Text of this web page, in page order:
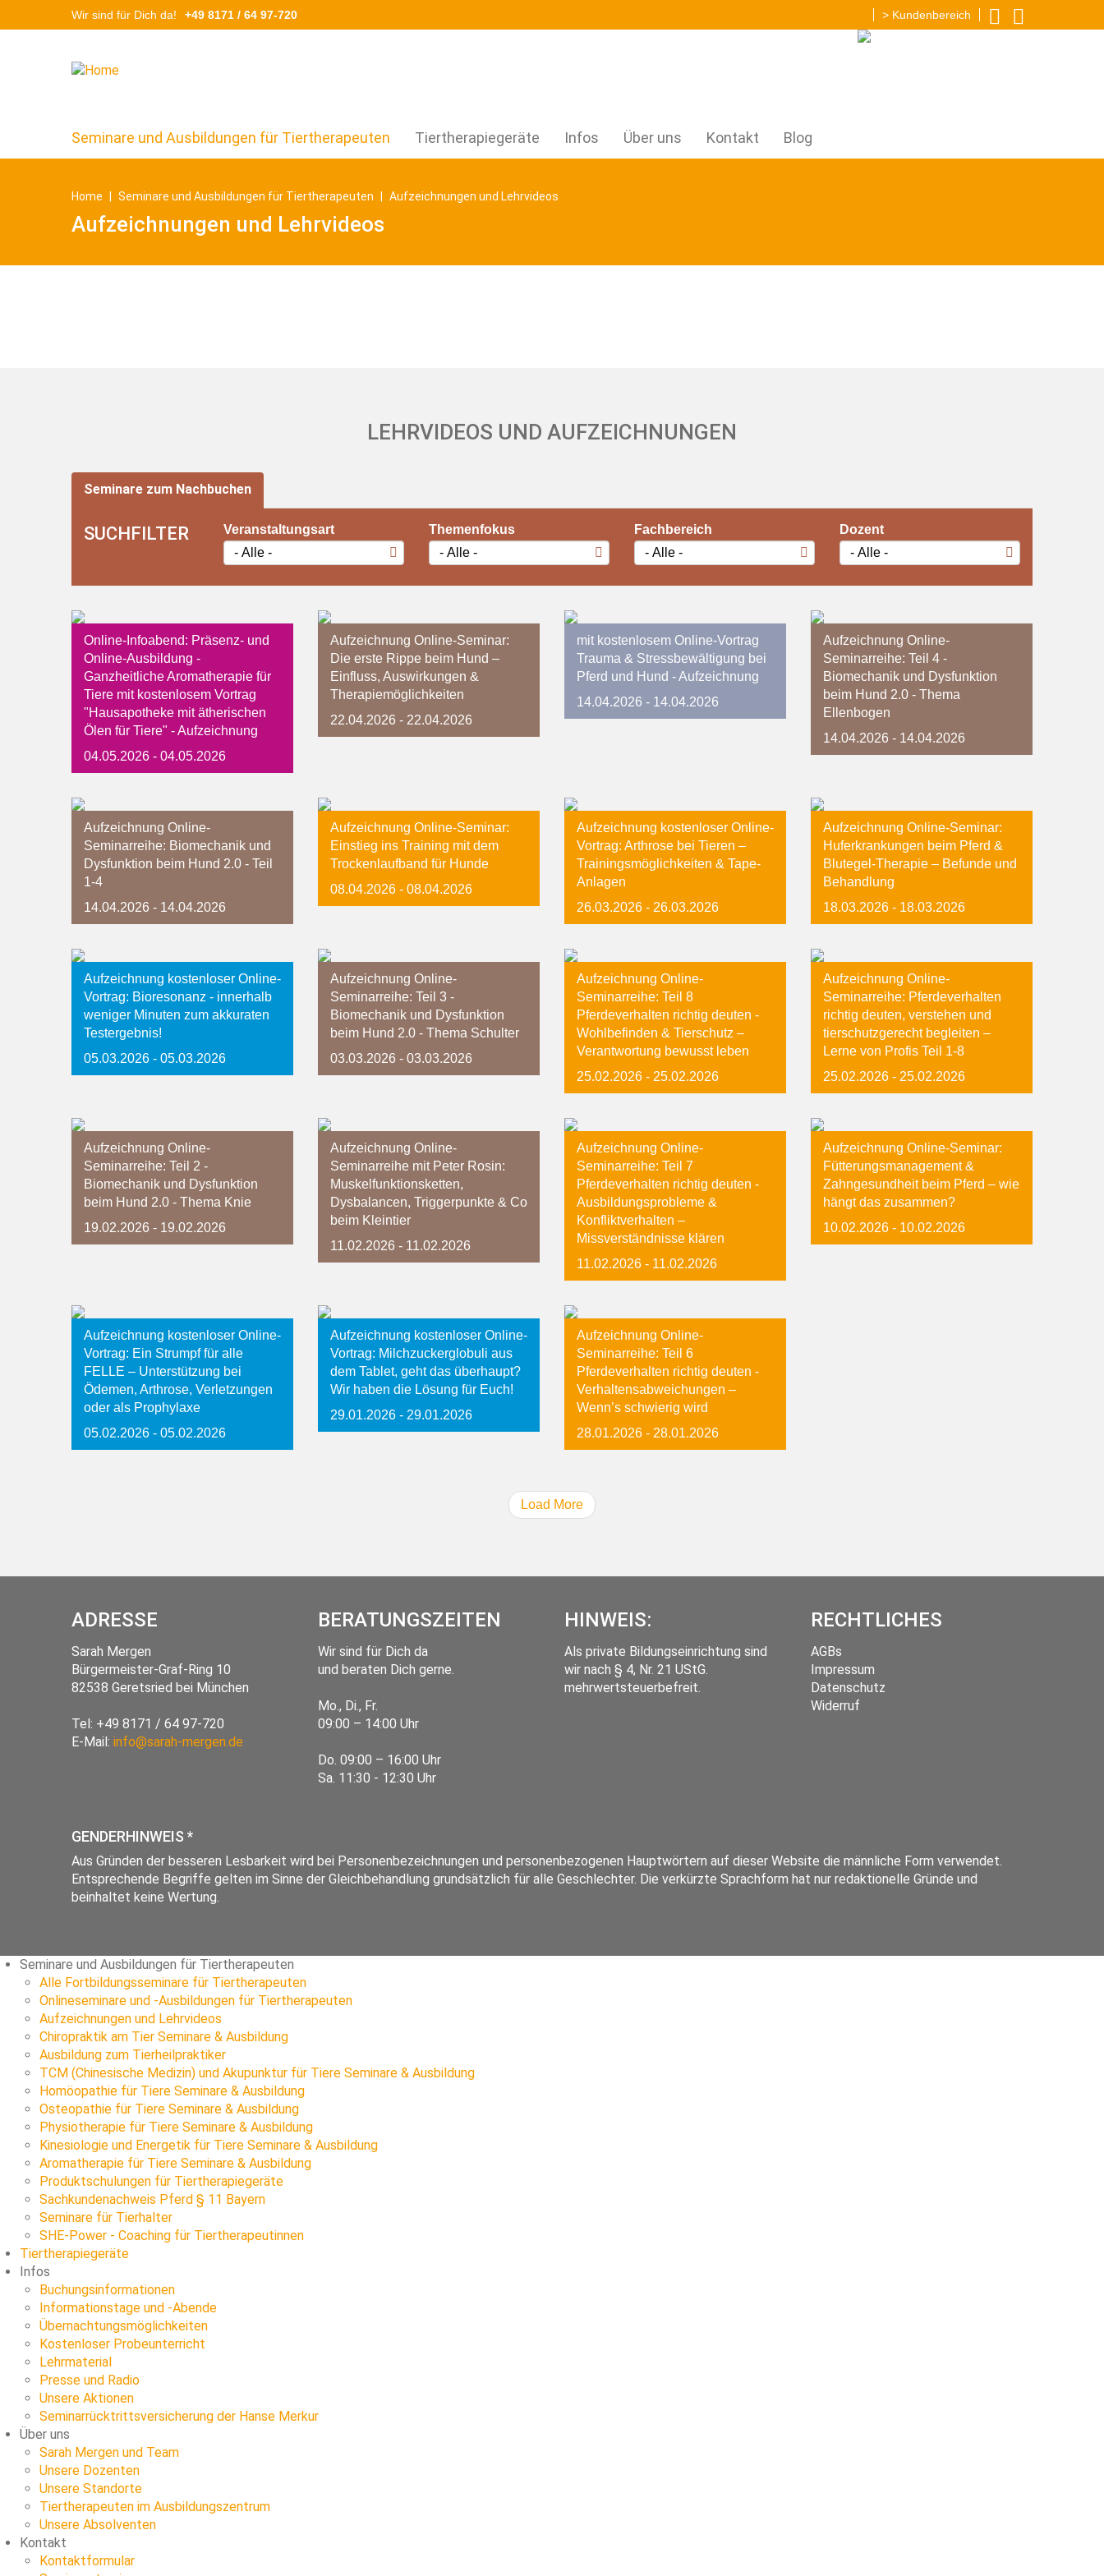
zum
Search
Wir sind für Dich da! +49 8171 / 64 97-720 > Kundenbereich
Image
Seminare und Ausbildungen für Tiertherapeuten Tiertherapiegeräte Infos Über uns Kontakt Blog
Home Seminare und Ausbildungen für Tiertherapeuten Aufzeichnungen und Lehrvideos
Aufzeichnungen und Lehrvideos
LEHRVIDEOS UND AUFZEICHNUNGEN
Seminare zum Nachbuchen
Dozent
Fachbereich
Themenfokus
Veranstaltungsart
Online-Infoabend: Präsenz- und
Online-Ausbildung -
Ganzheitliche Aromatherapie für
Tiere mit kostenlosem Vortrag
"Hausapotheke mit ätherischen
Ölen für Tiere" - Aufzeichnung
04.05.2026 - 04.05.2026
Aufzeichnung Online-Seminar:
Die erste Rippe beim Hund –
Einfluss, Auswirkungen &
Therapiemöglichkeiten
22.04.2026 - 22.04.2026
mit kostenlosem Online-Vortrag
Trauma & Stressbewältigung bei
Pferd und Hund - Aufzeichnung
14.04.2026 - 14.04.2026
Aufzeichnung Online-
Seminarreihe: Teil 4 -
Biomechanik und Dysfunktion
beim Hund 2.0 - Thema
Ellenbogen
14.04.2026 - 14.04.2026
Aufzeichnung Online-
Seminarreihe: Biomechanik und
Dysfunktion beim Hund 2.0 - Teil
1-4
14.04.2026 - 14.04.2026
Aufzeichnung Online-Seminar:
Einstieg ins Training mit dem
Trockenlaufband für Hunde
08.04.2026 - 08.04.2026
Aufzeichnung kostenloser Online-
Vortrag: Arthrose bei Tieren –
Trainingsmöglichkeiten & Tape-
Anlagen
26.03.2026 - 26.03.2026
Aufzeichnung Online-Seminar:
Huferkrankungen beim Pferd &
Blutegel-Therapie – Befunde und
Behandlung
18.03.2026 - 18.03.2026
Aufzeichnung kostenloser Online-
Vortrag: Bioresonanz - innerhalb
weniger Minuten zum akkuraten
Testergebnis!
05.03.2026 - 05.03.2026
Aufzeichnung Online-
Seminarreihe: Teil 3 -
Biomechanik und Dysfunktion
beim Hund 2.0 - Thema Schulter
03.03.2026 - 03.03.2026
Aufzeichnung Online-
Seminarreihe: Teil 8
Pferdeverhalten richtig deuten -
Wohlbefinden & Tierschutz –
Verantwortung bewusst leben
25.02.2026 - 25.02.2026
Aufzeichnung Online-
Seminarreihe: Pferdeverhalten
richtig deuten, verstehen und
tierschutzgerecht begleiten –
Lerne von Profis Teil 1-8
25.02.2026 - 25.02.2026
Aufzeichnung Online-
Seminarreihe: Teil 2 -
Biomechanik und Dysfunktion
beim Hund 2.0 - Thema Knie
19.02.2026 - 19.02.2026
Aufzeichnung Online-
Seminarreihe mit Peter Rosin:
Muskelfunktionsketten,
Dysbalancen, Triggerpunkte & Co
beim Kleintier
11.02.2026 - 11.02.2026
Aufzeichnung Online-
Seminarreihe: Teil 7
Pferdeverhalten richtig deuten -
Ausbildungsprobleme &
Konfliktverhalten –
Missverständnisse klären
11.02.2026 - 11.02.2026
Aufzeichnung Online-Seminar:
Fütterungsmanagement &
Zahngesundheit beim Pferd – wie
hängt das zusammen?
10.02.2026 - 10.02.2026
Aufzeichnung kostenloser Online-
Vortrag: Ein Strumpf für alle
FELLE – Unterstützung bei
Ödemen, Arthrose, Verletzungen
oder als Prophylaxe
05.02.2026 - 05.02.2026
Aufzeichnung kostenloser Online-
Vortrag: Milchzuckerglobuli aus
dem Tablet, geht das überhaupt?
Wir haben die Lösung für Euch!
29.01.2026 - 29.01.2026
Aufzeichnung Online-
Seminarreihe: Teil 6
Pferdeverhalten richtig deuten -
Verhaltensabweichungen –
Wenn’s schwierig wird
28.01.2026 - 28.01.2026
Load More
ADRESSE
Sarah Mergen
Bürgermeister-Graf-Ring 10
82538 Geretsried bei München
Tel: +49 8171 / 64 97-720
E-Mail: info@sarah-mergen.de
BERATUNGSZEITEN
Wir sind für Dich da
und beraten Dich gerne.
Mo., Di., Fr.
09:00 – 14:00 Uhr
Do. 09:00 – 16:00 Uhr
Sa. 11:30 - 12:30 Uhr
HINWEIS:
Als private Bildungseinrichtung sind
wir nach § 4, Nr. 21 UStG.
mehrwertsteuerbefreit.
RECHTLICHES
AGBs
Impressum
Datenschutz
Widerruf
GENDERHINWEIS *
Aus Gründen der besseren Lesbarkeit wird bei Personenbezeichnungen und personenbezogenen Hauptwörtern auf dieser Website die männliche Form verwendet.
Entsprechende Begriffe gelten im Sinne der Gleichbehandlung grundsätzlich für alle Geschlechter. Die verkürzte Sprachform hat nur redaktionelle Gründe und
beinhaltet keine Wertung.
Seminare und Ausbildungen für Tiertherapeuten
Alle Fortbildungsseminare für Tiertherapeuten
Onlineseminare und -Ausbildungen für Tiertherapeuten
Aufzeichnungen und Lehrvideos
Chiropraktik am Tier Seminare & Ausbildung
Ausbildung zum Tierheilpraktiker
TCM (Chinesische Medizin) und Akupunktur für Tiere Seminare & Ausbildung
Homöopathie für Tiere Seminare & Ausbildung
Osteopathie für Tiere Seminare & Ausbildung
Physiotherapie für Tiere Seminare & Ausbildung
Kinesiologie und Energetik für Tiere Seminare & Ausbildung
Aromatherapie für Tiere Seminare & Ausbildung
Produktschulungen für Tiertherapiegeräte
Sachkundenachweis Pferd § 11 Bayern
Seminare für Tierhalter
SHE-Power - Coaching für Tiertherapeutinnen
Tiertherapiegeräte
Infos
Buchungsinformationen
Informationstage und -Abende
Übernachtungsmöglichkeiten
Kostenloser Probeunterricht
Lehrmaterial
Presse und Radio
Unsere Aktionen
Seminarrücktrittsversicherung der Hanse Merkur
Über uns
Sarah Mergen und Team
Unsere Dozenten
Unsere Standorte
Tiertherapeuten im Ausbildungszentrum
Unsere Absolventen
Kontakt
Kontaktformular